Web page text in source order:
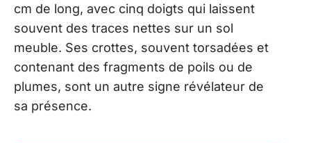
cm de long, avec cinq doigts qui laissent
souvent des traces nettes sur un sol
meuble. Ses crottes, souvent torsadées et
contenant des fragments de poils ou de
plumes, sont un autre signe révélateur de
sa présence.